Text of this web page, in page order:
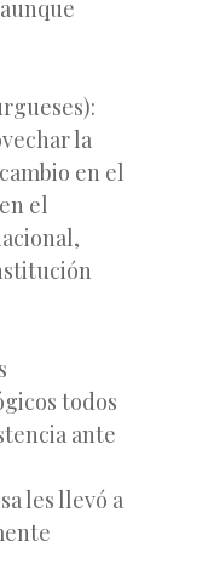
la
en el
el
todos
ante
les llevó a